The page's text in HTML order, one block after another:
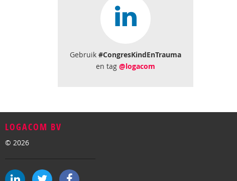
Gebruik #CongresKindEnTrauma
en tag @logacom
LOGACOM BV
© 2026